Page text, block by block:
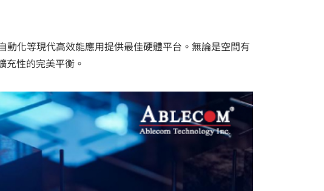
動化等現代高效能應用提供最佳硬體平台。無論是空間有
充性的完美平衡。